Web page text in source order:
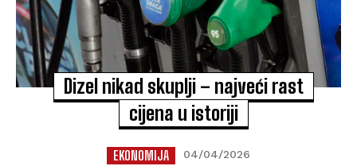
Dizel nikad skuplji – najveći rast
cijena u istoriji
EKONOMIJA 04/04/2026